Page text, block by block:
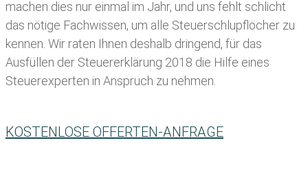
machen dies nur einmal im Jahr, und uns fehlt schlicht
das nötige Fachwissen, um alle Steuerschlupflöcher zu
kennen. Wir raten Ihnen deshalb dringend, für das
Ausfüllen der Steuererklärung 2018 die Hilfe eines
Steuerexperten in Anspruch zu nehmen.
KOSTENLOSE OFFERTEN-ANFRAGE